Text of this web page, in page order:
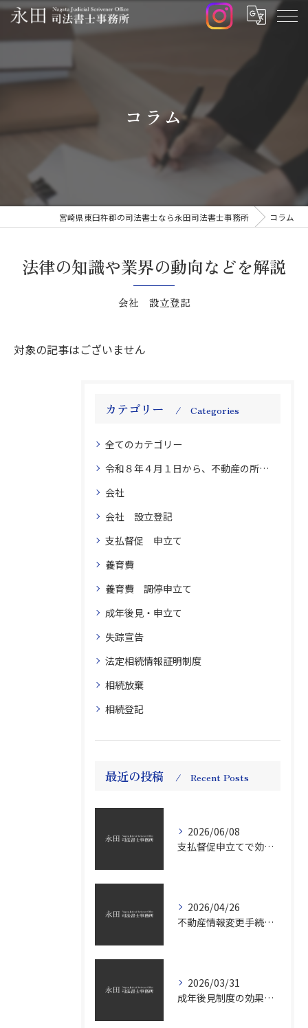
コラム
宮崎県東臼杵郡の司法書士なら永田司法書士事務所 コラム
法律の知識や業界の動向などを解説
会社 設立登記
対象の記事はございません
カテゴリー Categories
全てのカテゴリー
令和８年４月１日から、不動産の所有者氏名・住所の変更登記義務化 不動産 登記 変更義務
会社
会社 設立登記
支払督促 申立て
養育費
養育費 調停申立て
成年後見・申立て
失踪宣告
法定相続情報証明制度
相続放棄
相続登記
最近の投稿 Recent Posts
2026/06/08
支払督促申立てで効率的債権回収
2026/04/26
不動産情報変更手続の義務化と2026年対応のポイントを徹底解説
2026/03/31
成年後見制度の効果と申立て手続きを費用や選任基準までわかりやすく解説